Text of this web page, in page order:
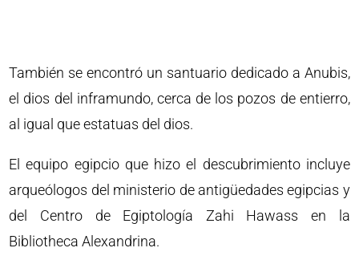
También se encontró un santuario dedicado a Anubis,
el dios del inframundo, cerca de los pozos de entierro,
al igual que estatuas del dios.
El equipo egipcio que hizo el descubrimiento incluye
arqueólogos del ministerio de antigüedades egipcias y
del Centro de Egiptología Zahi Hawass en la
Bibliotheca Alexandrina.